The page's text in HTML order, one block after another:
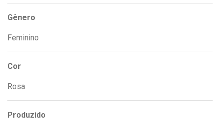
Gênero
Feminino
Cor
Rosa
Produzido